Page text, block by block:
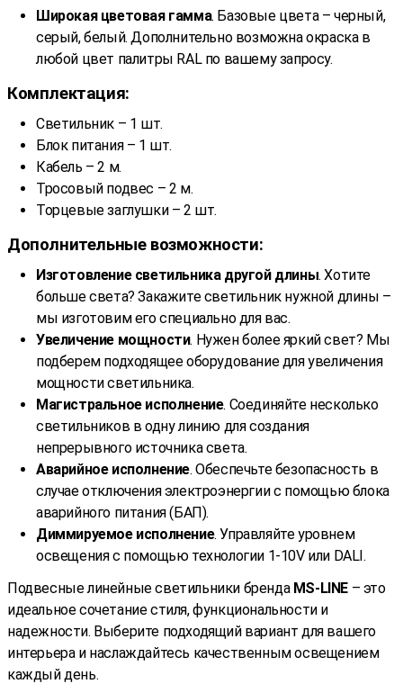
Широкая цветовая гамма. Базовые цвета – черный,
серый, белый. Дополнительно возможна окраска в
любой цвет палитры RAL по вашему запросу.
Комплектация:
Светильник – 1 шт.
Блок питания – 1 шт.
Кабель – 2 м.
Тросовый подвес – 2 м.
Торцевые заглушки – 2 шт.
Дополнительные возможности:
Изготовление светильника другой длины. Хотите
больше света? Закажите светильник нужной длины –
мы изготовим его специально для вас.
Увеличение мощности. Нужен более яркий свет? Мы
подберем подходящее оборудование для увеличения
мощности светильника.
Магистральное исполнение. Соединяйте несколько
светильников в одну линию для создания
непрерывного источника света.
Аварийное исполнение. Обеспечьте безопасность в
случае отключения электроэнергии с помощью блока
аварийного питания (БАП).
Диммируемое исполнение. Управляйте уровнем
освещения с помощью технологии 1-10V или DALI.
Подвесные линейные светильники бренда MS-LINE – это
идеальное сочетание стиля, функциональности и
надежности. Выберите подходящий вариант для вашего
интерьера и наслаждайтесь качественным освещением
каждый день.